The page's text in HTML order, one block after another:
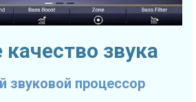
звука
звуковой процессор